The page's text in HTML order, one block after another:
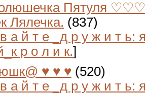
Пятуля
Лялечка. (837)
а й т е _д р у ж и т ь:
р о л и к.]
♥ ♥ ♥ (520)
а й т е _д р у ж и т ь: